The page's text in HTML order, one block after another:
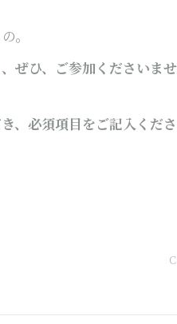
。
ぜひ、ご参加くださいませ
、 必須項目をご記入くださ